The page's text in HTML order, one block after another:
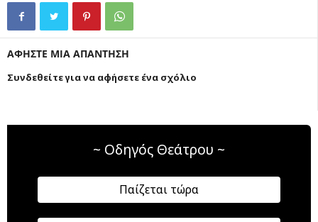
ΑΦΗΣΤΕ ΜΙΑ ΑΠΑΝΤΗΣΗ
Συνδεθείτε για να αφήσετε ένα σχόλιο
~ Οδηγός Θεάτρου ~
Παίζεται τώρα